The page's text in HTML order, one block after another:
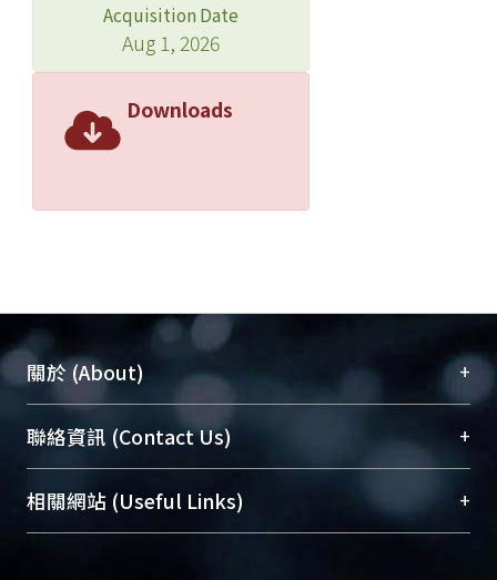
Acquisition Date
Aug 1, 2026
Downloads
關於 (About) +
臺大位居世界頂尖大學之列，為永久珍藏及向國際
展現本校豐碩的研究成果及學術能量，圖書館整合
機構典藏（NTUR）與學術庫（AH）不同功能平
台，成為臺大學術典藏NTU scholars。期能整合研
聯絡資訊 (Contact Us) +
總館學科館員(Main Library)
醫學圖書館學科館員(Medical Library)
相關網站 (Useful Links) +